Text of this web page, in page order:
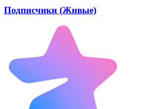
Подписчики (Живые)